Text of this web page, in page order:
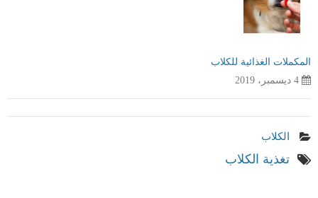
المكملات الغذائية للكلاب
4 ديسمبر، 2019
الكلاب
تغذية الكلاب